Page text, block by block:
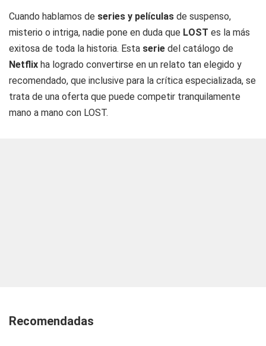
Cuando hablamos de series y películas de suspenso,
misterio o intriga, nadie pone en duda que LOST es la más
exitosa de toda la historia. Esta serie del catálogo de
Netflix ha logrado convertirse en un relato tan elegido y
recomendado, que inclusive para la crítica especializada, se
trata de una oferta que puede competir tranquilamente
mano a mano con LOST.
Recomendadas